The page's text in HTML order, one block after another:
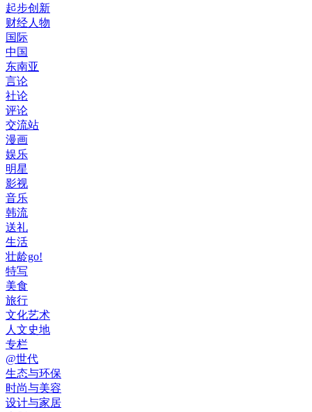
起步创新
财经人物
国际
中国
东南亚
言论
社论
评论
交流站
漫画
娱乐
明星
影视
音乐
韩流
送礼
生活
壮龄go!
特写
美食
旅行
文化艺术
人文史地
专栏
@世代
生态与环保
时尚与美容
设计与家居